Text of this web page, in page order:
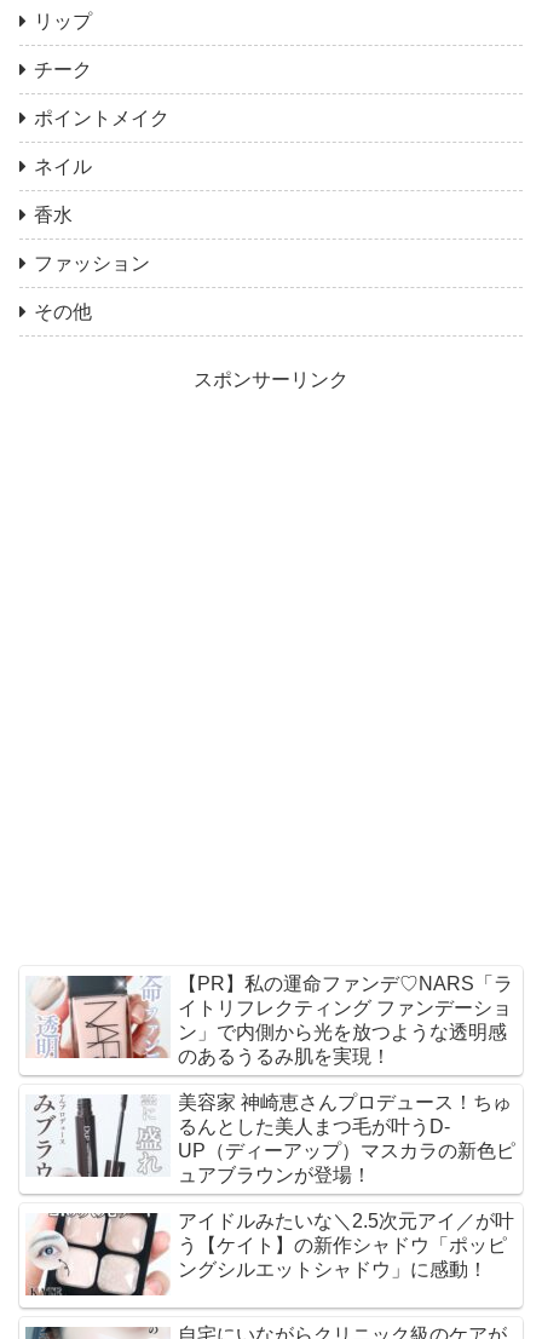
リップ
チーク
ポイントメイク
ネイル
香水
ファッション
その他
スポンサーリンク
【PR】私の運命ファンデ♡NARS「ラ
イトリフレクティング ファンデーショ
ン」で内側から光を放つような透明感
のあるうるみ肌を実現！
美容家 神崎恵さんプロデュース！ちゅ
るんとした美人まつ毛が叶うD-
UP（ディーアップ）マスカラの新色ピ
ュアブラウンが登場！
アイドルみたいな＼2.5次元アイ／が叶
う【ケイト】の新作シャドウ「ポッピ
ングシルエットシャドウ」に感動！